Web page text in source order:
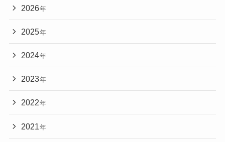
2026年
2025年
2024年
2023年
2022年
2021 年